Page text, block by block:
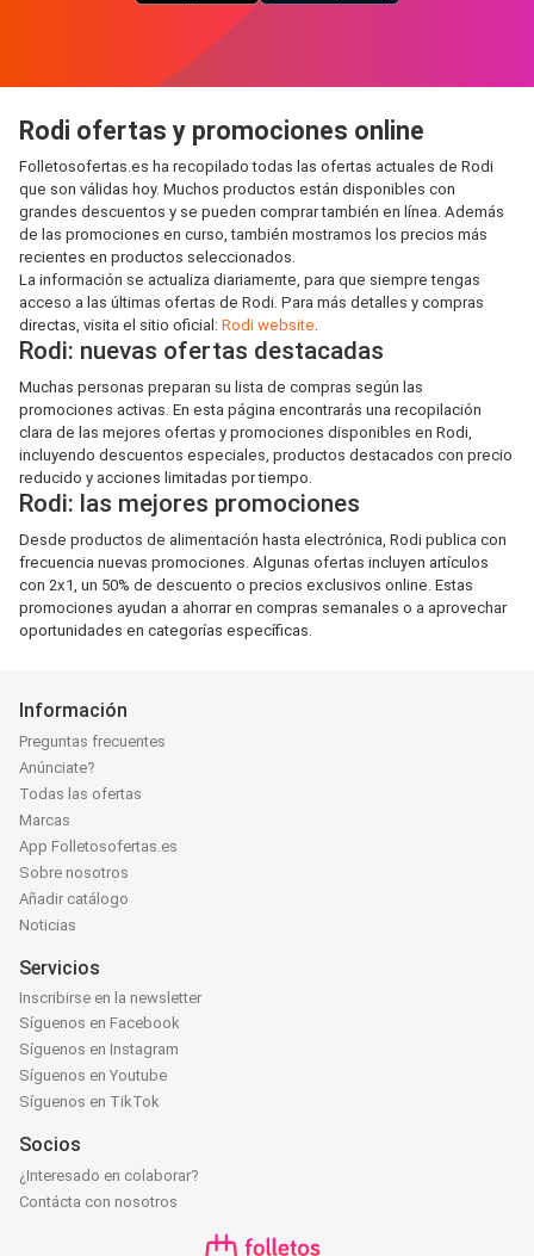
Rodi ofertas y promociones online
Folletosofertas.es ha recopilado todas las ofertas actuales de Rodi
que son válidas hoy. Muchos productos están disponibles con
grandes descuentos y se pueden comprar también en línea. Además
de las promociones en curso, también mostramos los precios más
recientes en productos seleccionados.
La información se actualiza diariamente, para que siempre tengas
acceso a las últimas ofertas de Rodi. Para más detalles y compras
directas, visita el sitio oficial: Rodi website.
Rodi: nuevas ofertas destacadas
Muchas personas preparan su lista de compras según las
promociones activas. En esta página encontrarás una recopilación
clara de las mejores ofertas y promociones disponibles en Rodi,
incluyendo descuentos especiales, productos destacados con precio
reducido y acciones limitadas por tiempo.
Rodi: las mejores promociones
Desde productos de alimentación hasta electrónica, Rodi publica con
frecuencia nuevas promociones. Algunas ofertas incluyen artículos
con 2x1, un 50% de descuento o precios exclusivos online. Estas
promociones ayudan a ahorrar en compras semanales o a aprovechar
oportunidades en categorías específicas.
Información
Preguntas frecuentes
Anúnciate?
Todas las ofertas
Marcas
App Folletosofertas.es
Sobre nosotros
Añadir catálogo
Noticias
Servicios
Inscribirse en la newsletter
Síguenos en Facebook
Síguenos en Instagram
Síguenos en Youtube
Síguenos en TikTok
Socios
¿Interesado en colaborar?
Contácta con nosotros